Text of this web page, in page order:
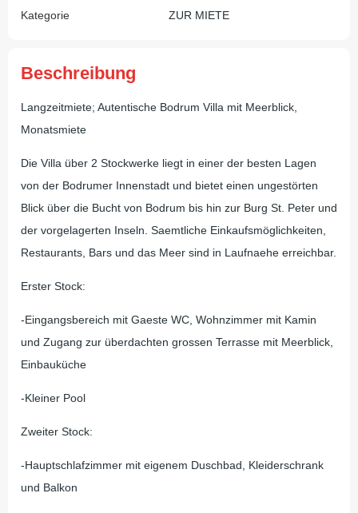
Kategorie
ZUR MIETE
Beschreibung
Langzeitmiete; Autentische Bodrum Villa mit Meerblick,
Monatsmiete
Die Villa über 2 Stockwerke liegt in einer der besten Lagen
von der Bodrumer Innenstadt und bietet einen ungestörten
Blick über die Bucht von Bodrum bis hin zur Burg St. Peter und
der vorgelagerten Inseln. Saemtliche Einkaufsmöglichkeiten,
Restaurants, Bars und das Meer sind in Laufnaehe erreichbar.
Erster Stock:
-Eingangsbereich mit Gaeste WC, Wohnzimmer mit Kamin
und Zugang zur überdachten grossen Terrasse mit Meerblick,
Einbauküche
-Kleiner Pool
Zweiter Stock:
-Hauptschlafzimmer mit eigenem Duschbad, Kleiderschrank
und Balkon